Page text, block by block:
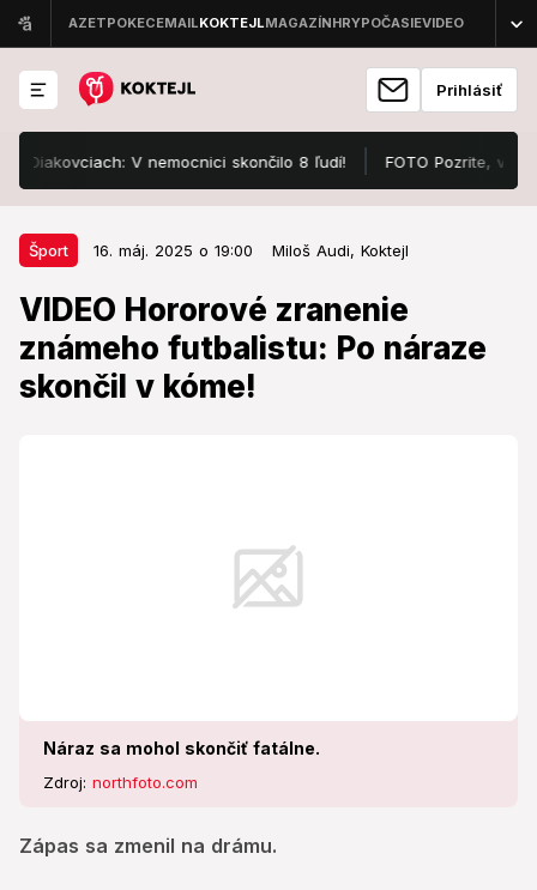
Prihlásiť
V nemocnici skončilo 8 ľudí! FOTO Pozrite, v čom sa
Šport 16. máj. 2025 o 19:00 Miloš Audi, Koktejl
VIDEO Hororové zranenie
známeho futbalistu: Po náraze
skončil v kóme!
Náraz sa mohol skončiť fatálne.
Zdroj: northfoto.com
Zápas sa zmenil na drámu.
Šport 16. máj. 2025 o 19:00
VIDEO Hororové zranenie
známeho futbalistu: Po náraze
skončil v kóme!